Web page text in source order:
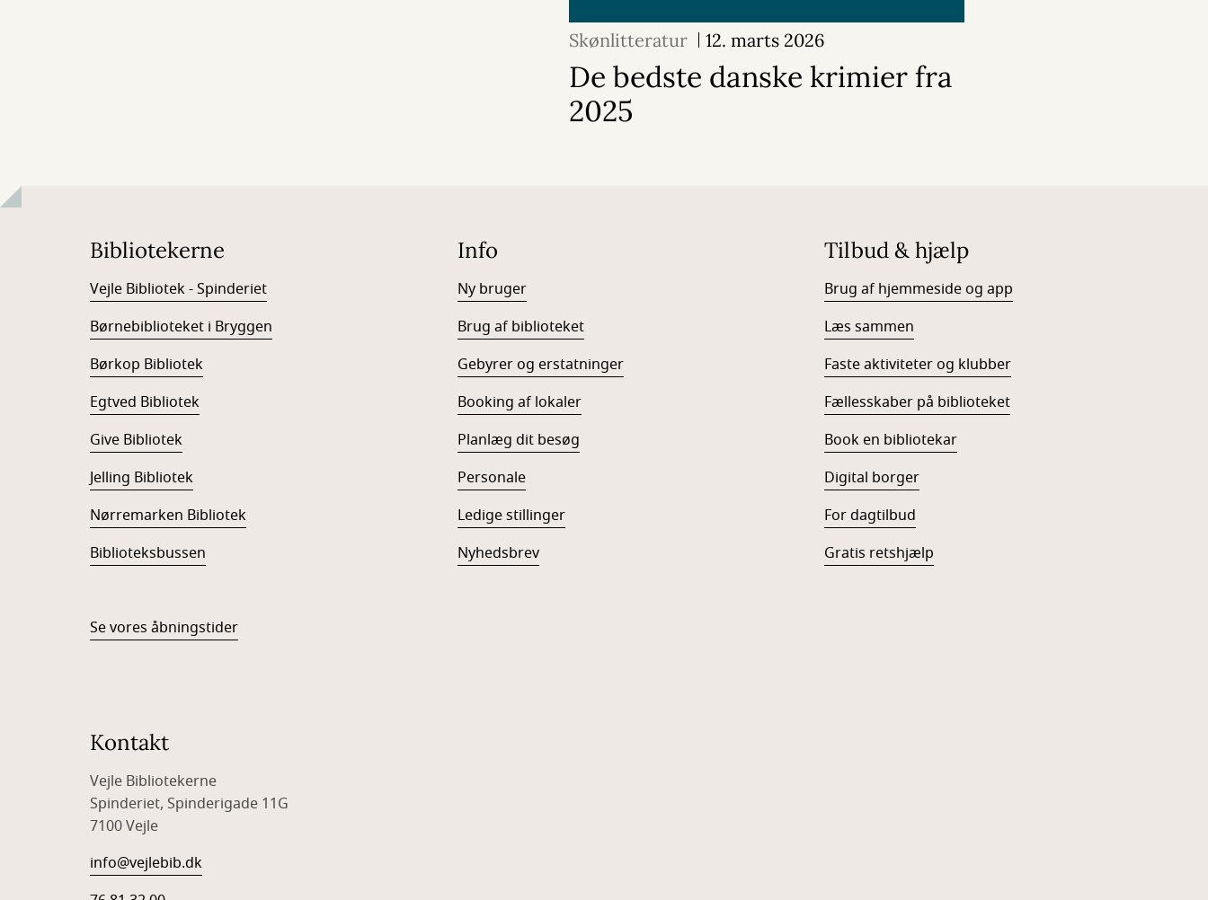
Skønlitteratur 12. marts 2026
De bedste danske krimier fra
2025
Bibliotekerne
Vejle Bibliotek - Spinderiet
Børnebiblioteket i Bryggen
Børkop Bibliotek
Egtved Bibliotek
Give Bibliotek
Jelling Bibliotek
Nørremarken Bibliotek
Biblioteksbussen
Se vores åbningstider
Info
Ny bruger
Brug af biblioteket
Gebyrer og erstatninger
Booking af lokaler
Planlæg dit besøg
Personale
Ledige stillinger
Nyhedsbrev
Tilbud & hjælp
Brug af hjemmeside og app
Læs sammen
Faste aktiviteter og klubber
Fællesskaber på biblioteket
Book en bibliotekar
Digital borger
For dagtilbud
Gratis retshjælp
Kontakt
Vejle Bibliotekerne
Spinderiet, Spinderigade 11G
7100 Vejle
info@vejlebib.dk